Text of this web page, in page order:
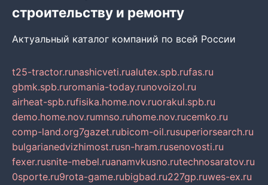
строительству и ремонту
Актуальный каталог компаний по всей России
t25-tractor.runashicveti.rualutex.spb.rufas.ru
gbmk.spb.ruromania-today.runovoizol.ru
airheat-spb.rufisika.home.nov.ruorakul.spb.ru
demo.home.nov.rumnso.ruhome.nov.rucemko.ru
comp-land.org7gazet.rubicom-oil.rusuperiorsearch.ru
bulgarianedvizhimost.rusn-hram.rusenovosti.ru
fexer.rusnite-mebel.ruanamvkusno.rutechnosaratov.ru
0sporte.ru9rota-game.rubigbad.ru227gp.ruwes-ex.ru